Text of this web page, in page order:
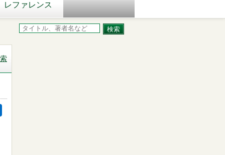
レファレンス